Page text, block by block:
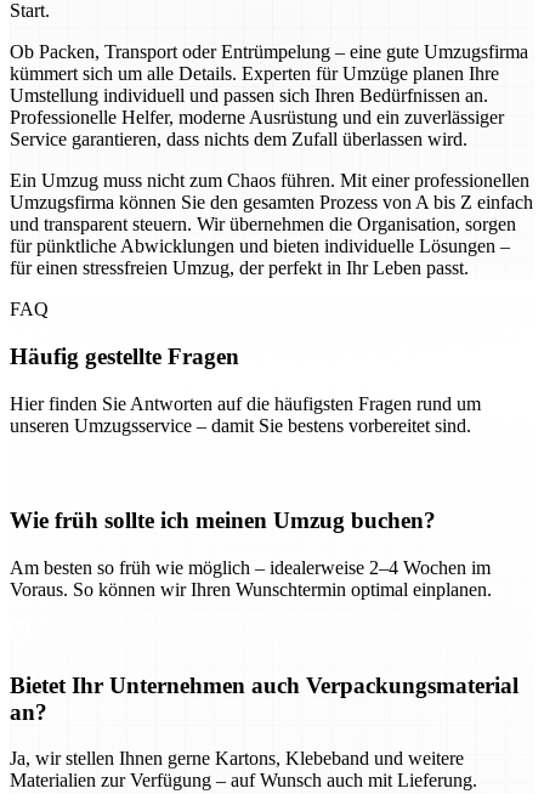
Start.
Ob Packen, Transport oder Entrümpelung – eine gute Umzugsfirma
kümmert sich um alle Details. Experten für Umzüge planen Ihre
Umstellung individuell und passen sich Ihren Bedürfnissen an.
Professionelle Helfer, moderne Ausrüstung und ein zuverlässiger
Service garantieren, dass nichts dem Zufall überlassen wird.
Ein Umzug muss nicht zum Chaos führen. Mit einer professionellen
Umzugsfirma können Sie den gesamten Prozess von A bis Z einfach
und transparent steuern. Wir übernehmen die Organisation, sorgen
für pünktliche Abwicklungen und bieten individuelle Lösungen –
für einen stressfreien Umzug, der perfekt in Ihr Leben passt.
FAQ
Häufig gestellte Fragen
Hier finden Sie Antworten auf die häufigsten Fragen rund um
unseren Umzugsservice – damit Sie bestens vorbereitet sind.
Wie früh sollte ich meinen Umzug buchen?
Am besten so früh wie möglich – idealerweise 2–4 Wochen im
Voraus. So können wir Ihren Wunschtermin optimal einplanen.
Bietet Ihr Unternehmen auch Verpackungsmaterial
an?
Ja, wir stellen Ihnen gerne Kartons, Klebeband und weitere
Materialien zur Verfügung – auf Wunsch auch mit Lieferung.